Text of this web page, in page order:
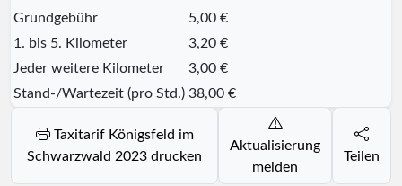
Grundgebühr
5,00 €
1. bis 5. Kilometer
3,20 €
Jeder weitere Kilometer
3,00 €
Stand-/Wartezeit (pro Std.) 38,00 €
Taxitarif Königsfeld im
Schwarzwald 2023 drucken
Aktualisierung
melden
Teilen